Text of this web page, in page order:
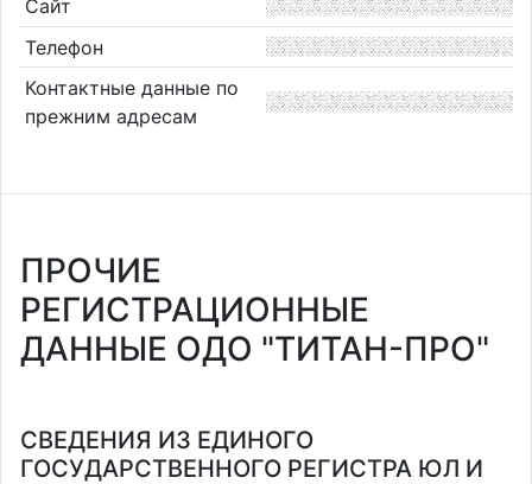
Сайт
Телефон
Контактные данные по
прежним адресам
ПРОЧИЕ
РЕГИСТРАЦИОННЫЕ
ДАННЫЕ ОДО "ТИТАН-ПРО"
СВЕДЕНИЯ ИЗ ЕДИНОГО
ГОСУДАРСТВЕННОГО РЕГИСТРА ЮЛ И